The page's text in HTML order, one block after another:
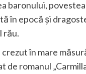
baronului,
în epocă și
rău.
în mare
romanul